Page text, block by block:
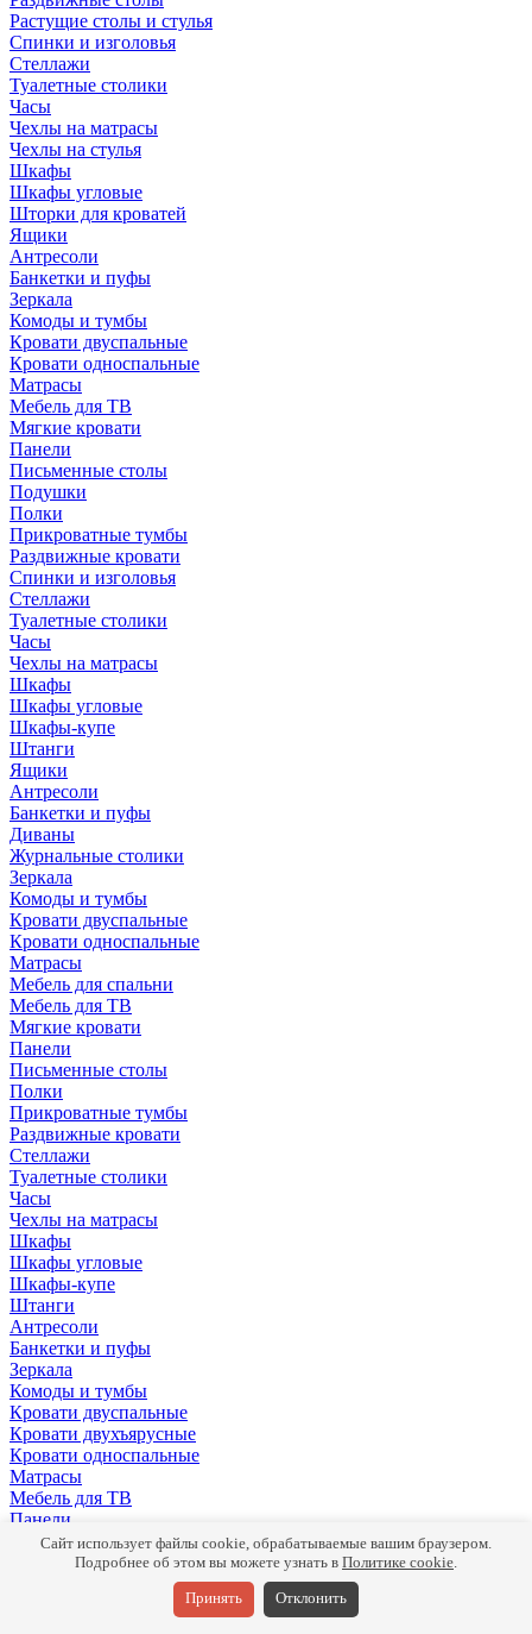
Растущие столы и стулья
Спинки и изголовья
Стеллажи
Туалетные столики
Часы
Чехлы на матрасы
Чехлы на стулья
Шкафы
Шкафы угловые
Шторки для кроватей
Ящики
Антресоли
Банкетки и пуфы
Зеркала
Комоды и тумбы
Кровати двуспальные
Кровати односпальные
Матрасы
Мебель для ТВ
Мягкие кровати
Панели
Письменные столы
Подушки
Полки
Прикроватные тумбы
Раздвижные кровати
Спинки и изголовья
Стеллажи
Туалетные столики
Часы
Чехлы на матрасы
Шкафы
Шкафы угловые
Шкафы-купе
Штанги
Ящики
Антресоли
Банкетки и пуфы
Диваны
Журнальные столики
Зеркала
Комоды и тумбы
Кровати двуспальные
Кровати односпальные
Матрасы
Мебель для спальни
Мебель для ТВ
Мягкие кровати
Панели
Письменные столы
Полки
Прикроватные тумбы
Раздвижные кровати
Стеллажи
Туалетные столики
Часы
Чехлы на матрасы
Шкафы
Шкафы угловые
Шкафы-купе
Штанги
Антресоли
Банкетки и пуфы
Зеркала
Комоды и тумбы
Кровати двуспальные
Кровати двухъярусные
Кровати односпальные
Матрасы
Мебель для ТВ
Панели
Письменные столы
Подушки
Прикроватные тумбы
Сайт использует файлы cookie, обрабатываемые вашим браузером.
Подробнее об этом вы можете узнать в Политике cookie.
Принять Отклонить